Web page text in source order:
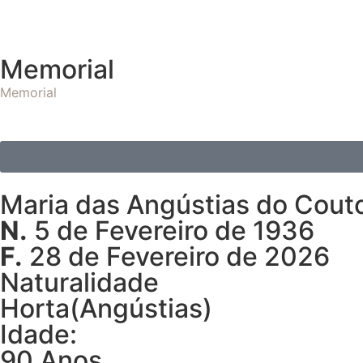
Memorial
Memorial
Maria das Angústias do
N. 5 de Fevereiro de 1936
F. 28 de Fevereiro de 2026
Naturalidade
Horta(Angústias)
Idade: